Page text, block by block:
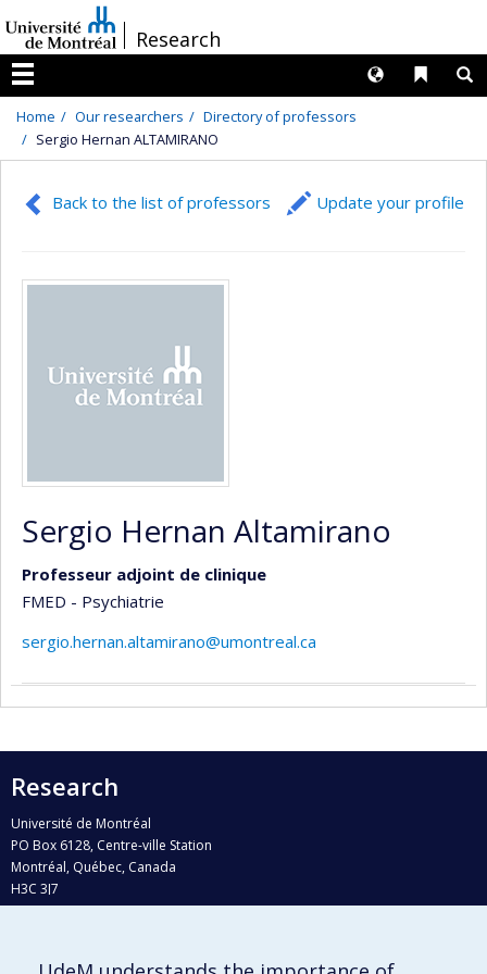
au
contenu
/Research
Menu
Liens
Langues
Home Our researchers
Directory of professors
Sergio Hernan ALTAMIRANO
Back to the list of professors Update your profile
Sergio Hernan Altamirano
Professeur adjoint de clinique
FMED - Psychiatrie
sergio.hernan.altamirano@umontreal.ca
Research
Université de Montréal
PO Box 6128, Centre-ville Station
Montréal, Québec, Canada
H3C 3J7